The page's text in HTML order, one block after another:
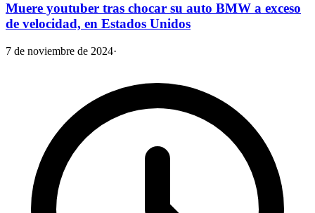
Muere youtuber tras chocar su auto BMW a exceso
de velocidad, en Estados Unidos
7 de noviembre de 2024·